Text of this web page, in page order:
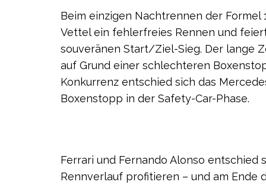
Beim einzigen Nachtrennen der
Vettel ein fehlerfreies Rennen und
souveränen Start/Ziel-Sieg. Der lange
auf Grund einer schlechteren
Konkurrenz entschied sich das
Boxenstopp in der Safety-Car-Phase.
Ferrari und Fernando Alonso
Rennverlauf profitieren – und am Ende